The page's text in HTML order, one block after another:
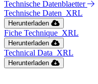
Technische Datenblaetter
Technische Daten_XRL
Herunterladen
Fiche Technique_XRL
Herunterladen
Technical Data_XRL
Herunterladen